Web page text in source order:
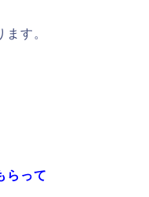
す。
らって